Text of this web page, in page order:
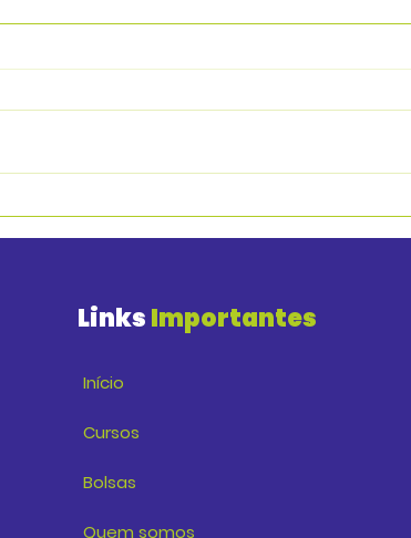
LinksImportantes
Início
Cursos
Bolsas
Quem somos